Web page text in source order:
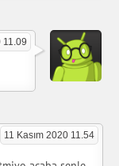
11.09
11 Kasım 2020 11.54